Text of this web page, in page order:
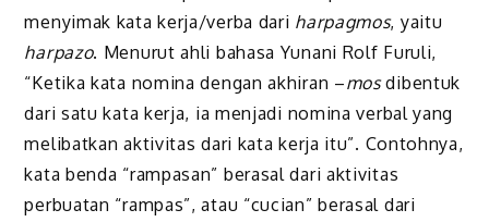
menyimak kata kerja/verba dari harpagmos, yaitu
harpazo. Menurut ahli bahasa Yunani Rolf Furuli,
“Ketika kata nomina dengan akhiran –mosdibentuk
dari satu kata kerja, ia menjadi nomina verbal yang
melibatkan aktivitas dari kata kerja itu”. Contohnya,
kata benda “rampasan” berasal dari aktivitas
perbuatan “rampas”, atau “cucian” berasal dari